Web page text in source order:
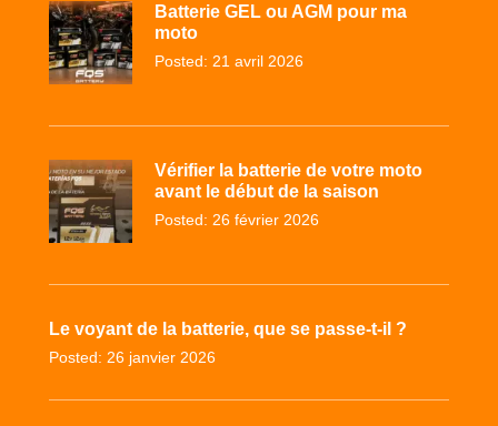
Batterie GEL ou AGM pour ma
moto
Posted: 21 avril 2026
Vérifier la batterie de votre moto
avant le début de la saison
Posted: 26 février 2026
Le voyant de la batterie, que se passe-t-il ?
Posted: 26 janvier 2026